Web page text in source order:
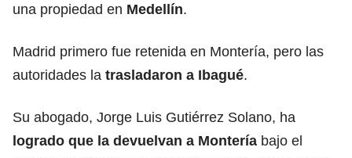
una propiedad en Medellín.
Madrid primero fue retenida en Montería, pero las
autoridades la trasladaron a Ibagué.
Su abogado, Jorge Luis Gutiérrez Solano, ha
logrado que la devuelvan a Montería bajo el